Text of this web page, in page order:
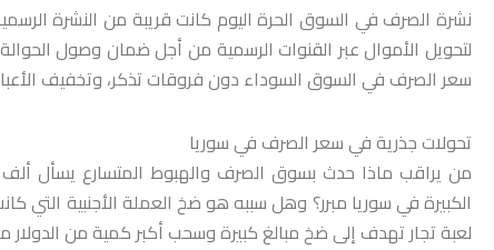
نشرة الصرف في السوق الحرة اليوم كانت قريبة من النشرة
لتحويل الأموال عبر القنوات الرسمية من أجل ضمان وصول
سعر الصرف في السوق السوداء دون فروقات تذكر، وتخفيف
تحولات جذرية في سعر الصرف في سوريا
من يراقب ماذا حدث بسوق الصرف والهبوط المتسارع يسأل
الكبيرة في سوريا مبرر؟ وهل سببه هو ضخ العملة الأجنبية
لعبة تجار تهدف إلى ضخ مبالغ كبيرة وسحب أكبر كمية من الدولار